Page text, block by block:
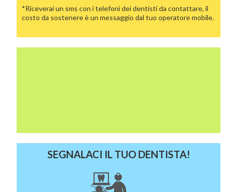
*Riceverai un sms con i telefoni dei dentisti da contattare, il
costo da sostenere è un messaggio dal tuo operatore mobile.
SEGNALACI IL TUO DENTISTA!